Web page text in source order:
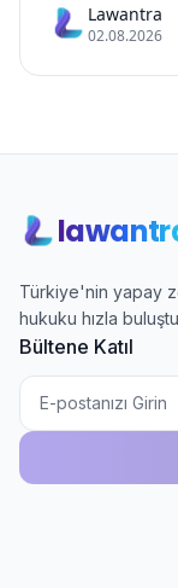
kesilmeLawantra
02.08.2026
Türkiye'nin yapay
hukuku hızla
Bültene Katıl